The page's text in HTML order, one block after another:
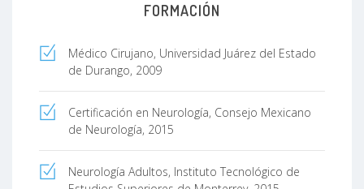
FORMACIÓN
Médico Cirujano, Universidad Juárez del Estado
de Durango, 2009
Certificación en Neurología, Consejo Mexicano
de Neurología, 2015
Neurología Adultos, Instituto Tecnológico de